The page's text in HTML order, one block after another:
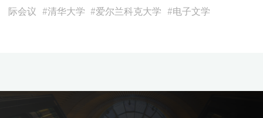
际会议 #清华大学 #爱尔兰科克大学 #电子文学